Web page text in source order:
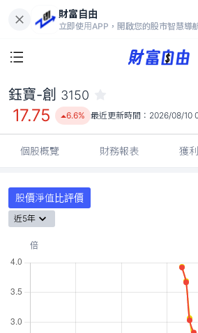
財富自由
立即使用APP，開啟您的股市智慧導
17.75
6.6%
鈺寶-創 3150
17.75 6.6% 最近更新時間： 2026/08/10
個股概覽 財務報表 獲
股價淨值比評價
近5年